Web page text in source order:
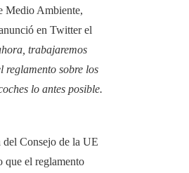
Medio Ambiente,
en Twitter el
trabajaremos
reglamento sobre los
lo antes posible.
del Consejo de la UE
que el reglamento